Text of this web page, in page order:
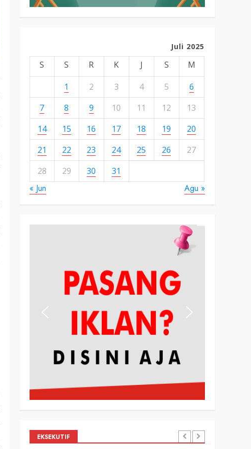
Juli 2025
S S R K J S
M
1
2 3 4 5
6
7
8 9 10 11 12
13
14
15 16 17 18 19
20
21
22 23 24 25 26
27
28
29 30 31
« Jun Agu »
EKSEKUTIF